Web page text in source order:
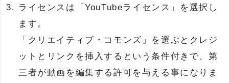
ライセンスは「YouTubeライセンス」を選択し
ます。
「クリエイティブ・コモンズ」を選ぶとクレジ
ットとリンクを挿入するという条件付きで、第
三者が動画を編集する許可を与える事になりま